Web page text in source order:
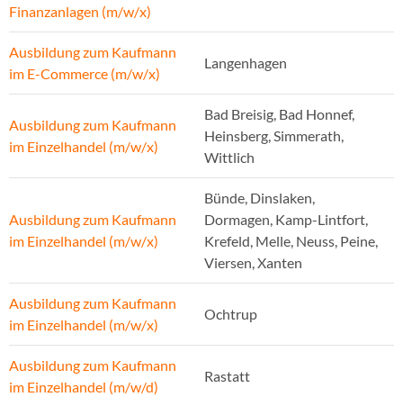
Finanzanlagen (m/w/x)
Ausbildung zum Kaufmann
im E-Commerce (m/w/x)
Langenhagen
Ausbildung zum Kaufmann
im Einzelhandel (m/w/x)
Bad Breisig, Bad Honnef,
Heinsberg, Simmerath,
Wittlich
Ausbildung zum Kaufmann
im Einzelhandel (m/w/x)
Bünde, Dinslaken,
Dormagen, Kamp-Lintfort,
Krefeld, Melle, Neuss, Peine,
Viersen, Xanten
Ausbildung zum Kaufmann
im Einzelhandel (m/w/x)
Ochtrup
Ausbildung zum Kaufmann
im Einzelhandel (m/w/d)
Rastatt